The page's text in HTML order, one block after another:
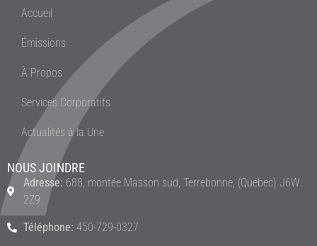
Accueil
Émissions
À Propos
Services Corporatifs
Actualités à la Une
NOUS JOINDRE
Adresse: 688, montée Masson sud, Terrebonne, (Québec) J6W
2Z9
Téléphone: 450-729-0327